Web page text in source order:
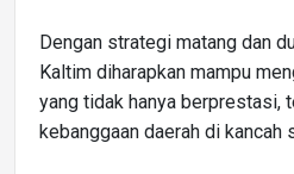
Dengan strategi matang dan
Kaltim diharapkan mampu
yang tidak hanya berprestasi,
kebanggaan daerah di kancah